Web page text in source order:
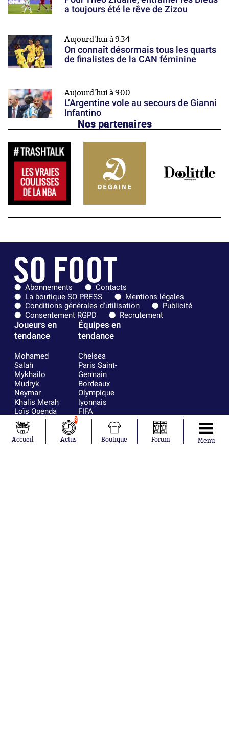
a toujours été le rêve de Zizou
Aujourd'hui à 9:34
On connaît désormais tous les quarts
de finalistes de la CAN féminine
Aujourd'hui à 9:00
L’Argentine vole au secours de Gianni
Infantino
Nos partenaires
Abonnements
Contacts
La boutique SO PRESS
Mentions légales
Conditions générales d'utilisation
Publicité
Consentement RGPD
Recrutement
Joueurs en
tendance
Mohamed
Salah
Mykhailo
Mudryk
Neymar
Khalis Merah
Loïs Openda
Moussa
Niakhaté
Nicolás
Équipes en
tendance
Chelsea
Paris Saint-
Germain
Bordeaux
Olympique
lyonnais
FIFA
Real Madrid
RC Strasbourg
AC Milan
Accueil
3
Actus Boutique Forum Menu